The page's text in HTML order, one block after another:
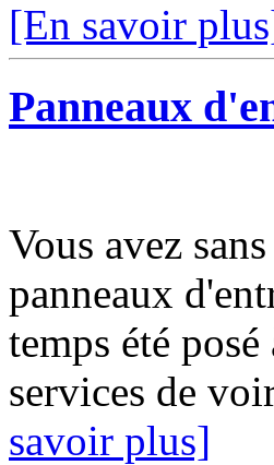
[En savoir
Panneaux
Vous avez
panneaux
temps été
services de
savoir plus]